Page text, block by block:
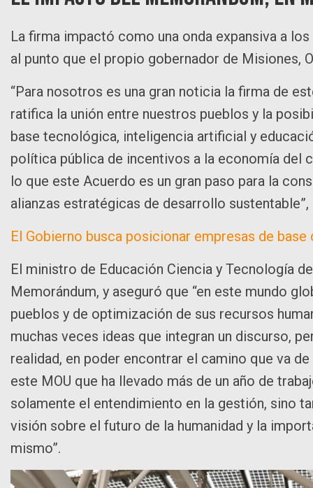
La firma impactó como una onda expansiva a
al punto que el propio gobernador de Misiones,
“Para nosotros es una gran noticia la firma de
ratifica la unión entre nuestros pueblos y la
base tecnológica, inteligencia artificial y
política pública de incentivos a la economía del
lo que este Acuerdo es un gran paso para la
alianzas estratégicas de desarrollo sustentable”,
El Gobierno busca posicionar empresas de
El ministro de Educación Ciencia y Tecnología
Memorándum, y aseguró que “en este mundo
pueblos y de optimización de sus recursos
muchas veces ideas que integran un discurso,
realidad, en poder encontrar el camino que va
este MOU que ha llevado más de un año de
solamente el entendimiento en la gestión, sino
visión sobre el futuro de la humanidad y la
mismo”.